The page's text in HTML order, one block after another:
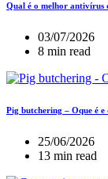
Qual é o melhor antivírus
03/07/2026
8 min read
Pig butchering – Oque é e
25/06/2026
13 min read